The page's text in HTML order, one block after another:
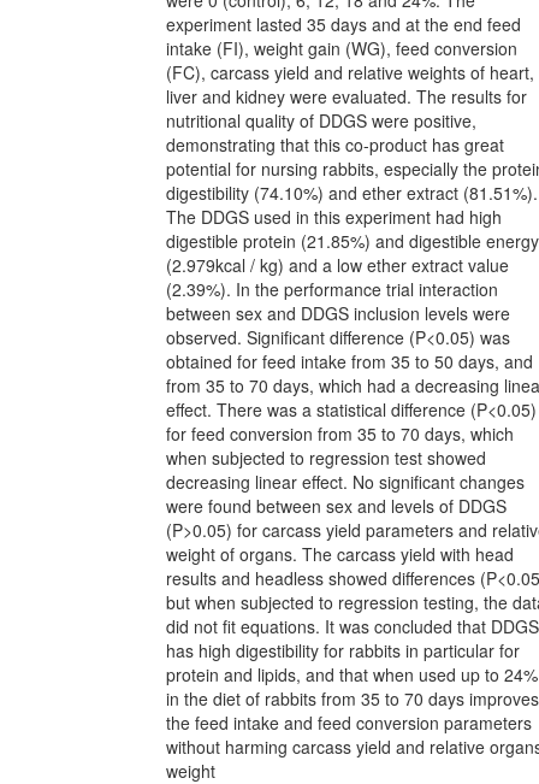
experiment lasted 35 days and at the end feed
intake (FI), weight gain (WG), feed conversion
(FC), carcass yield and relative weights of heart,
liver and kidney were evaluated. The results for
nutritional quality of DDGS were positive,
demonstrating that this co-product has great
potential for nursing rabbits, especially the
digestibility (74.10%) and ether extract (81.51%).
The DDGS used in this experiment had high
digestible protein (21.85%) and digestible energy
(2.979kcal / kg) and a low ether extract value
(2.39%). In the performance trial interaction
between sex and DDGS inclusion levels were
observed. Significant difference (P<0.05) was
obtained for feed intake from 35 to 50 days, and
from 35 to 70 days, which had a decreasing
effect. There was a statistical difference (P<0.05)
for feed conversion from 35 to 70 days, which
when subjected to regression test showed
decreasing linear effect. No significant changes
were found between sex and levels of DDGS
(P>0.05) for carcass yield parameters and
weight of organs. The carcass yield with head
results and headless showed differences
but when subjected to regression testing, the
did not fit equations. It was concluded that DDGS
has high digestibility for rabbits in particular for
protein and lipids, and that when used up to 24%
in the diet of rabbits from 35 to 70 days improves
the feed intake and feed conversion parameters
without harming carcass yield and relative
weight